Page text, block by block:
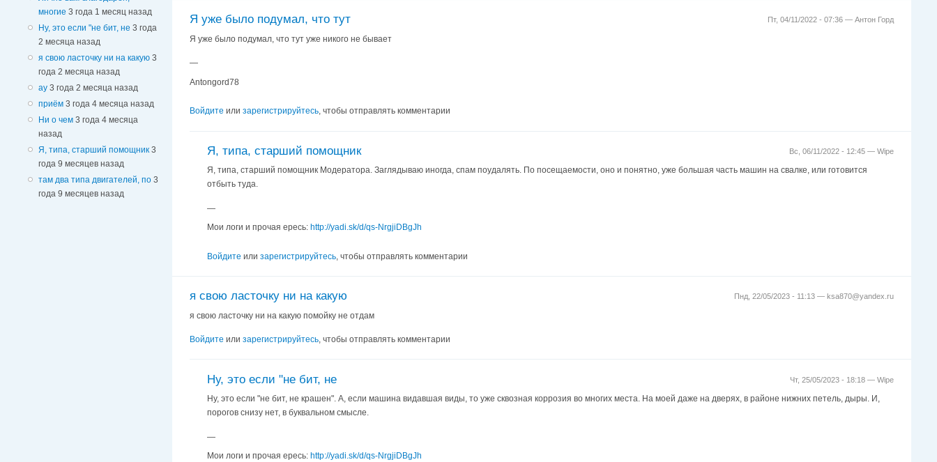
многие 3 года 1 месяц назад
Ну, это если "не бит, не 3 года
2 месяца назад
я свою ласточку ни на какую 3
года 2 месяца назад
ау 3 года 2 месяца назад
приём 3 года 4 месяца назад
Ни о чем 3 года 4 месяца
назад
Я, типа, старший помощник 3
года 9 месяцев назад
там два типа двигателей, по 3
года 9 месяцев назад
Пт, 04/11/2022 - 07:36 — Антон Горд
Я уже было подумал, что тут
Я уже было подумал, что тут уже никого не бывает
—
Antongord78
Войдите или зарегистрируйтесь, чтобы отправлять комментарии
Вс, 06/11/2022 - 12:45 — Wipe
Я, типа, старший помощник
Я, типа, старший помощник Модератора. Заглядываю иногда, спам поудалять. По посещаемости, оно и понятно, уже большая часть машин на свалке, или готовится
отбыть туда.
—
Мои логи и прочая ересь: http://yadi.sk/d/qs-NrgjiDBgJh
Войдите или зарегистрируйтесь, чтобы отправлять комментарии
Пнд, 22/05/2023 - 11:13 — ksa870@yandex.ru
я свою ласточку ни на какую
я свою ласточку ни на какую помойку не отдам
Войдите или зарегистрируйтесь, чтобы отправлять комментарии
Чт, 25/05/2023 - 18:18 — Wipe
Ну, это если "не бит, не
Ну, это если "не бит, не крашен". А, если машина видавшая виды, то уже сквозная коррозия во многих места. На моей даже на дверях, в районе нижних петель, дыры. И,
порогов снизу нет, в буквальном смысле.
—
Мои логи и прочая ересь: http://yadi.sk/d/qs-NrgjiDBgJh